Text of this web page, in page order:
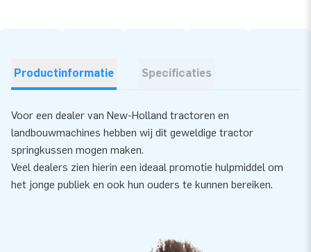
Productinformatie Specificaties
Voor een dealer van New-Holland tractoren en
landbouwmachines hebben wij dit geweldige tractor
springkussen mogen maken.
Veel dealers zien hierin een ideaal promotie hulpmiddel om
het jonge publiek en ook hun ouders te kunnen bereiken.